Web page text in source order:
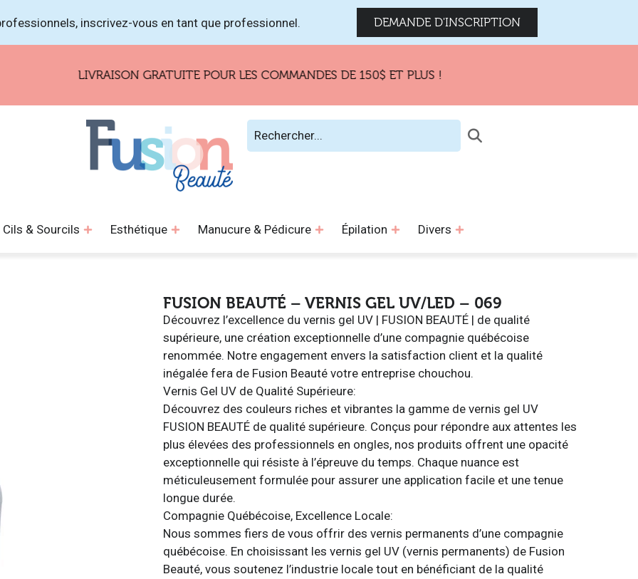
inscrivez-vous en tant que professionnel. DEMANDE D'INSCRIPTION
LIVRAISON GRATUITE POUR LES COMMANDES DE 150$ ET PLUS !
Cils & Sourcils Esthétique Manucure & Pédicure Épilation Divers
FUSION BEAUTÉ – VERNIS GEL UV/LED – 069
Découvrez l’excellence du vernis gel UV | FUSION BEAUTÉ | de qualité
supérieure, une création exceptionnelle d’une compagnie québécoise
renommée. Notre engagement envers la satisfaction client et la qualité
inégalée fera de Fusion Beauté votre entreprise chouchou.
Vernis Gel UV de Qualité Supérieure:
Découvrez des couleurs riches et vibrantes la gamme de vernis gel UV
FUSION BEAUTÉ de qualité supérieure. Conçus pour répondre aux attentes les
plus élevées des professionnels en ongles, nos produits offrent une opacité
exceptionnelle qui résiste à l’épreuve du temps. Chaque nuance est
méticuleusement formulée pour assurer une application facile et une tenue
longue durée.
Compagnie Québécoise, Excellence Locale:
Nous sommes fiers de vous offrir des vernis permanents d’une compagnie
québécoise. En choisissant les vernis gel UV (vernis permanents) de Fusion
Beauté, vous soutenez l’industrie locale tout en bénéficiant de la qualité